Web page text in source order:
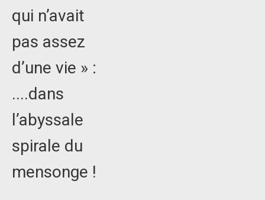
qui n’avait
pas assez
d’une vie » :
....dans
l’abyssale
spirale du
mensonge !